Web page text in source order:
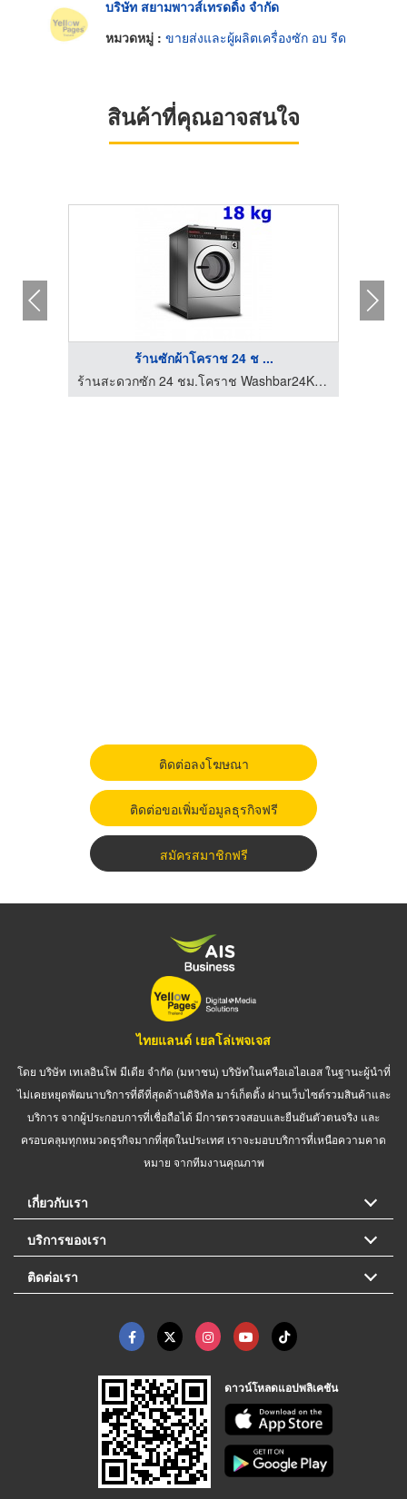
บริษัท สยามพาวส์เทรดดิ้ง จำกัด
หมวดหมู่ : ขายส่งและผู้ผลิตเครื่องซัก อบ รีด
สินค้าที่คุณอาจสนใจ
ร้านซักผ้าโคราช 24 ช ...
ร้านสะดวกซัก 24 ชม.โคราช Washbar24Korat
ติดต่อลงโฆษณา
ติดต่อขอเพิ่มข้อมูลธุรกิจฟรี
สมัครสมาชิกฟรี
ไทยแลนด์ เยลโล่เพจเจส
โดย บริษัท เทเลอินโฟ มีเดีย จำกัด (มหาชน) บริษัทในเครือเอไอเอส ในฐานะผู้นำที่
ไม่เคยหยุดพัฒนาบริการที่ดีที่สุดด้านดิจิทัล มาร์เก็ตติ้ง ผ่านเว็บไซต์รวมสินค้าและ
บริการ จากผู้ประกอบการที่เชื่อถือได้ มีการตรวจสอบและยืนยันตัวตนจริง และ
ครอบคลุมทุกหมวดธุรกิจมากที่สุดในประเทศ เราจะมอบบริการที่เหนือความคาด
หมาย จากทีมงานคุณภาพ
เกี่ยวกับเรา
บริการของเรา
ติดต่อเรา
ดาวน์โหลดแอปพลิเคชัน